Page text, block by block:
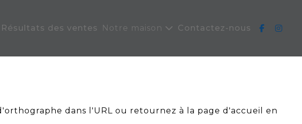
Résultats des ventes Notre maison Contactez-nous
dans l'URL ou retournez à la page d'accueil en